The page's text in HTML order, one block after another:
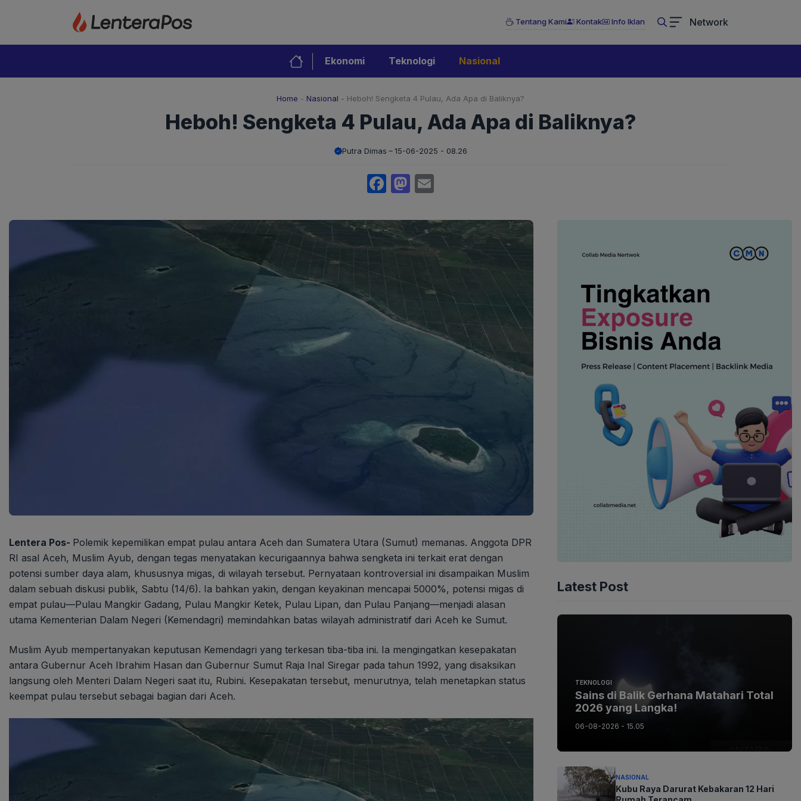
Tentang Kami Kontak Info Iklan Network
Ekonomi Teknologi Nasional
Home - Nasional - Heboh! Sengketa 4 Pulau, Ada Apa di Baliknya?
Heboh! Sengketa 4 Pulau, Ada Apa di Baliknya?
Putra Dimas 15-06-2025 - 08.26
Facebook
Mastodon
Lentera Pos- Polemik kepemilikan empat pulau antara Aceh dan Sumatera Utara (Sumut) memanas. Anggota DPR
RI asal Aceh, Muslim Ayub, dengan tegas menyatakan kecurigaannya bahwa sengketa ini terkait erat dengan
potensi sumber daya alam, khususnya migas, di wilayah tersebut. Pernyataan kontroversial ini disampaikan Muslim
dalam sebuah diskusi publik, Sabtu (14/6). Ia bahkan yakin, dengan keyakinan mencapai 5000%, potensi migas di
empat pulau—Pulau Mangkir Gadang, Pulau Mangkir Ketek, Pulau Lipan, dan Pulau Panjang—menjadi alasan
utama Kementerian Dalam Negeri (Kemendagri) memindahkan batas wilayah administratif dari Aceh ke Sumut.
Muslim Ayub mempertanyakan keputusan Kemendagri yang terkesan tiba-tiba ini. Ia mengingatkan kesepakatan
antara Gubernur Aceh Ibrahim Hasan dan Gubernur Sumut Raja Inal Siregar pada tahun 1992, yang disaksikan
langsung oleh Menteri Dalam Negeri saat itu, Rubini. Kesepakatan tersebut, menurutnya, telah menetapkan status
keempat pulau tersebut sebagai bagian dari Aceh.
Latest Post
TEKNOLOGI
Sains di Balik Gerhana Matahari Total
2026 yang Langka!
06-08-2026 - 15.05
NASIONAL
Kubu Raya Darurat Kebakaran 12 Hari